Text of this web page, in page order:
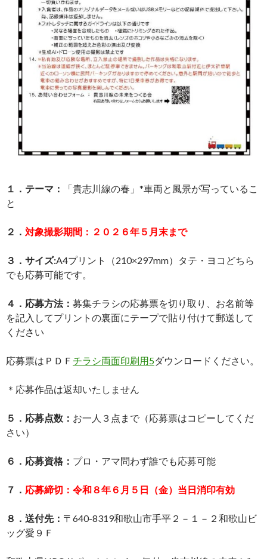
１．テーマ：
「貴志川線の春」*車両と風景が写っているこ
と
２． 対象撮影期間：２０２６年５月末まで
３．サイズ:A4プリント（210×297mm）タテ・ヨコどちら
でも応募可能です。
４．応募方法： 募集チラシの応募票を切り取り、お名前等
を記入してプリントの裏面にテープで貼り付けて郵送して
ください
応募票はＰＤＦ チラシ両面印刷用5ダウンロードください。
＊応募作品は返却いたしません
５．応募点数： お一人３点まで（応募票はコピーしてくだ
さい）
６．応募資格： プロ・アマ問わず誰でも応募可能
７． 応募締切：令和８年６月５日（金）当日消印有効
８．送付先： 〒640-8319和歌山市手平２－１－２和歌山ビ
ッグ愛９Ｆ